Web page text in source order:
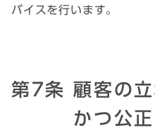
バイスを行います。
第7条 顧客の
かつ公